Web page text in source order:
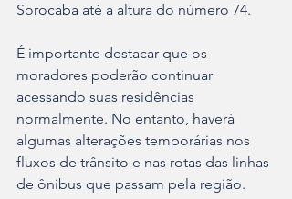
Sorocaba até a altura do número 74.
É importante destacar que os
moradores poderão continuar
acessando suas residências
normalmente. No entanto, haverá
algumas alterações temporárias nos
fluxos de trânsito e nas rotas das linhas
de ônibus que passam pela região.